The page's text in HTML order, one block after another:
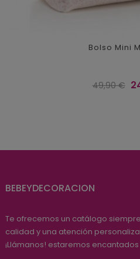
Bolso Mini
Precio
49,90 €
BEBEYDECORACION
Te ofrecemos un catálogo
calidad y una atención
¡Llámanos! estaremos